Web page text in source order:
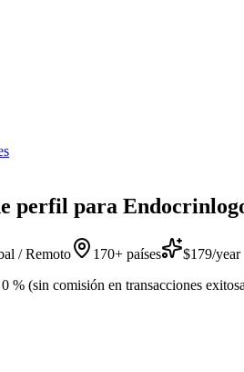
perfil para
/ Remoto 170+ países
$179/year
% (sin comisión en transacciones